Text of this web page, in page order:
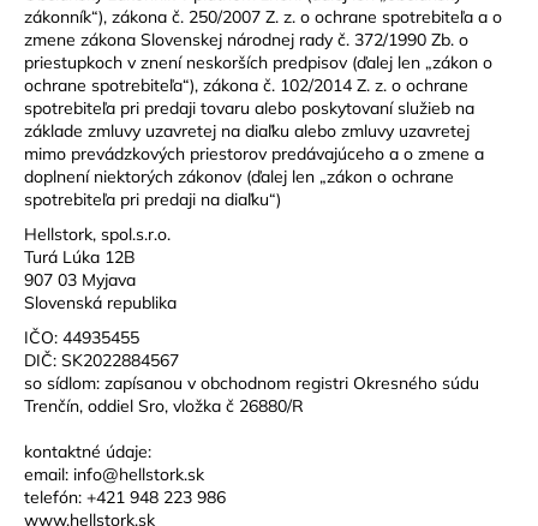
zákonník“), zákona č. 250/2007 Z. z. o ochrane spotrebiteľa a o
zmene zákona Slovenskej národnej rady č. 372/1990 Zb. o
priestupkoch v znení neskorších predpisov (ďalej len „zákon o
ochrane spotrebiteľa“), zákona č. 102/2014 Z. z. o ochrane
spotrebiteľa pri predaji tovaru alebo poskytovaní služieb na
základe zmluvy uzavretej na diaľku alebo zmluvy uzavretej
mimo prevádzkových priestorov predávajúceho a o zmene a
doplnení niektorých zákonov (ďalej len „zákon o ochrane
spotrebiteľa pri predaji na diaľku“)
Hellstork, spol.s.r.o.
Turá Lúka 12B
907 03 Myjava
Slovenská republika
IČO: 44935455
DIČ: SK2022884567
so sídlom: zapísanou v obchodnom registri Okresného súdu
Trenčín, oddiel Sro, vložka č 26880/R
kontaktné údaje:
email: info@hellstork.sk
telefón: +421 948 223 986
www.hellstork.sk
e
b
u
j
e
t
e
n
á
j
s
ť
?
HĽADAŤ